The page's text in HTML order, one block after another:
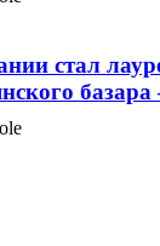
стал
базара